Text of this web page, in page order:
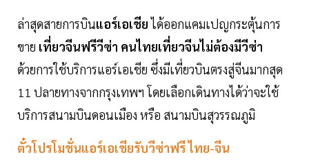
ล่าสุดสายการบินแอร์เอเชียได้ออกแคมเปญกระตุ้นการ
ขาย เที่ยวจีนฟรีวีซ่า คนไทยเที่ยวจีนไม่ต้องมีวีซ่า
ด้วยการใช้บริการแอร์เอเชีย ซึ่งมีเที่ยวบินตรงสู่จีนมากสุด
11 ปลายทางจากกรุงเทพฯ โดยเลือกเดินทางได้ว่าจะใช้
บริการสนามบินดอนเมือง หรือ สนามบินสุวรรณภูมิ
ตั๋วโปรโมชั่นแอร์เอเชียรับวีซ่าฟรี ไทย-จีน